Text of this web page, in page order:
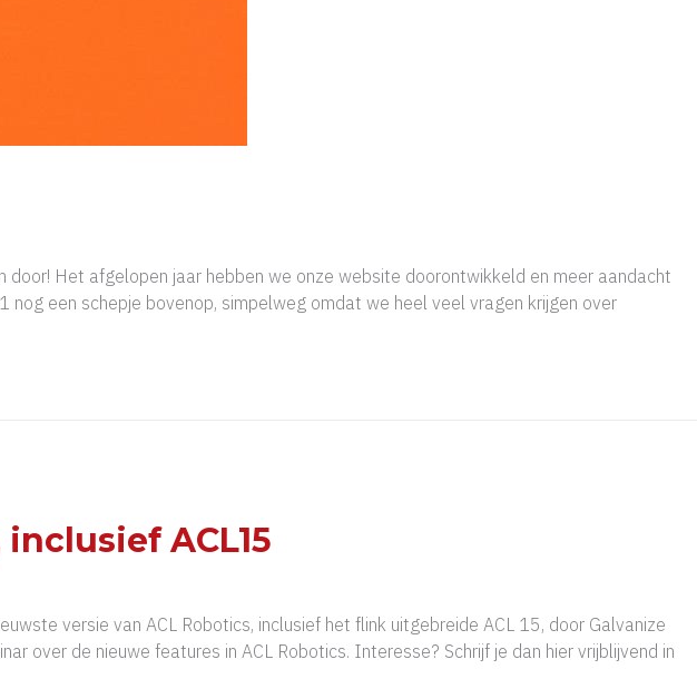
Het afgelopen jaar hebben we onze website doorontwikkeld en meer aandacht
een schepje bovenop, simpelweg omdat we heel veel vragen krijgen over
ACL15
versie van ACL Robotics, inclusief het flink uitgebreide ACL 15, door Galvanize
over de nieuwe features in ACL Robotics. Interesse? Schrijf je dan hier vrijblijvend in